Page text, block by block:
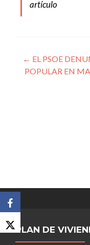
artículo
de
← EL PSOE
POPULAR EN
PLAN DE